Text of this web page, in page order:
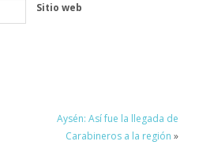
Sitio web
Aysén: Así fue la llegada de
Carabineros a la región »